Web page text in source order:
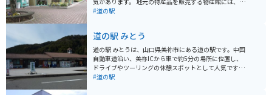
鮮な野菜や果物のほか、地元産の海産物を使った加工品
は、道の駅おふくの名物として人気です。 バイクで訪れ
る場合、道の駅には広い駐車場が完備されているので安
心です。また、道の駅おふくは、周南市の海岸線に近い
場所に位置しており、周辺には美しい景色が楽しめるス
ポットがたくさんあります。道の駅から少し足を延ばせ
#道の駅
道の駅 みとう
道の駅 みとうは、山口県美祢市にある道の駅です。中国
自動車道沿い、美祢ICから車で約5分の場所に位置し、
ドライブやツーリングの休憩スポットとして人気です。
道の駅 みとうの最大の魅力は、地元の新鮮な農産物が購
#道の駅